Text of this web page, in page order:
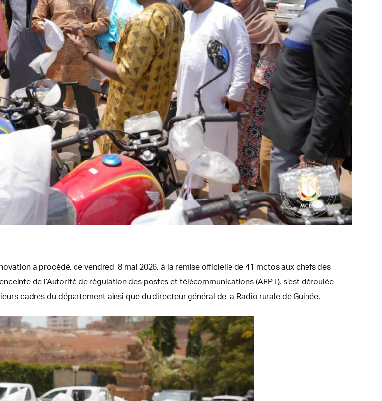
a procédé, ce vendredi 8 mai 2026, à la remise officielle de 41 motos aux chefs des
de l’Autorité de régulation des postes et télécommunications (ARPT), s’est déroulée
cadres du département ainsi que du directeur général de la Radio rurale de Guinée.